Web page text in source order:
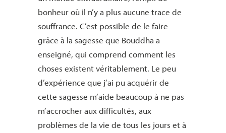
bonheur où il n’y a plus aucune trace de
souffrance. C’est possible de le faire
grâce à la sagesse que Bouddha a
enseigné, qui comprend comment les
choses existent véritablement. Le peu
d’expérience que j’ai pu acquérir de
cette sagesse m’aide beaucoup à ne pas
m’accrocher aux difficultés, aux
problèmes de la vie de tous les jours et à